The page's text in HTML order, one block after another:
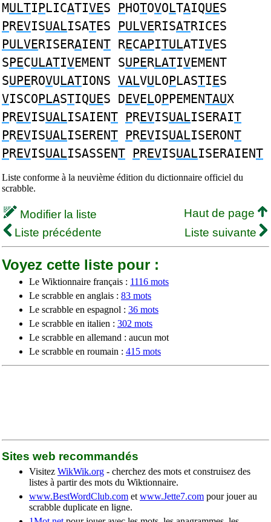
MULTIPLICATIVES PHOTOVOLTAIQUES
PREVISUALISATES PULVERISATRICES
PULVERISERAIENT RECAPITULATIVES
SPECULATIVEMENT SUPERLATIVEMENT
SUPEROVULATIONS VALVULOPLASTIES
VISCOPLASTIQUES DEVELOPPEMENTAUX
PREVISUALISAIENT PREVISUALISERAIT
PREVISUALISERENT PREVISUALISERONT
PREVISUALISASSENT PREVISUALISERAIENT
Liste conforme à la neuvième édition du dictionnaire officiel du
scrabble.
Modifier la liste
Haut de page
Liste précédente
Liste suivante
Voyez cette liste pour :
Le Wiktionnaire français : 1116 mots
Le scrabble en anglais : 83 mots
Le scrabble en espagnol : 36 mots
Le scrabble en italien : 302 mots
Le scrabble en allemand : aucun mot
Le scrabble en roumain : 415 mots
Sites web recommandés
Visitez WikWik.org - cherchez des mots et construisez des
listes à partir des mots du Wiktionnaire.
www.BestWordClub.com et www.Jette7.com pour jouer au
scrabble duplicate en ligne.